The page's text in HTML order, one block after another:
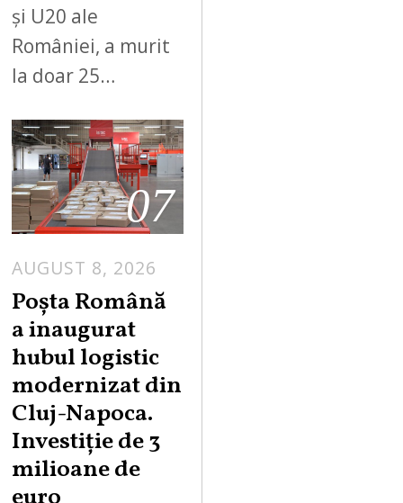
și U20 ale
României, a murit
la doar 25…
07
AUGUST 8, 2026
Poșta Română
a inaugurat
hubul logistic
modernizat din
Cluj-Napoca.
Investiție de 3
milioane de